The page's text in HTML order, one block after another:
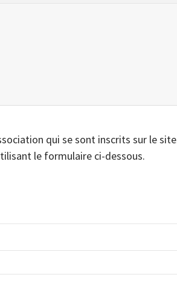
qui se sont inscrits sur le
le formulaire ci-dessous.